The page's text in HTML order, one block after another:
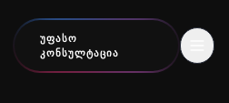
ᲣᲤᲐᲡᲝ
ᲙᲝᲜᲡᲣᲚᲢᲐᲪᲘᲐ